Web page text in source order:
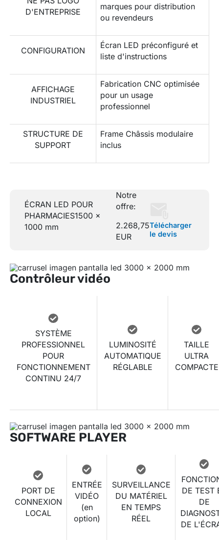
D'ENTREPRISE
marques pour distribution
ou revendeurs
CONFIGURATION
Écran LED préconfiguré et
liste d'instructions
AFFICHAGE
INDUSTRIEL
Fabrication CNC optimisée
pour un usage
professionnel
STRUCTURE DE
SUPPORT
Frame Châssis modulaire
inclus
ÉCRAN LED POUR
PHARMACIES1500 x
1000 mm
Notre
offre:
2.268,75
EUR
Télécharger
le devis
Contrôleur vidéo
SYSTÈME
PROFESSIONNEL
POUR
FONCTIONNEMENT
CONTINU 24/7
LUMINOSITÉ
AUTOMATIQUE
RÉGLABLE
TAILLE
ULTRA
COMPACTE
SOFTWARE PLAYER
PORT DE
CONNEXION
LOCAL
ENTRÉE
VIDÉO
(en
option)
SURVEILLANCE
DU MATÉRIEL
EN TEMPS
RÉEL
DE TEST
DE
DE